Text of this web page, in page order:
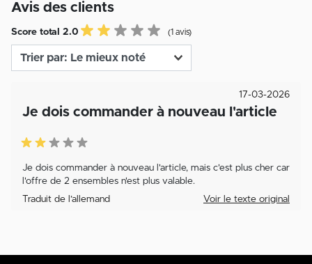
Avis des clients
Score total 2.0 (1 avis)
Je dois commander à nouveau l'article
Je dois commander à nouveau l'article, mais c'est plus cher car
l'offre de 2 ensembles n'est plus valable.
17-03-2026
Traduit de l’allemand Voir le texte original